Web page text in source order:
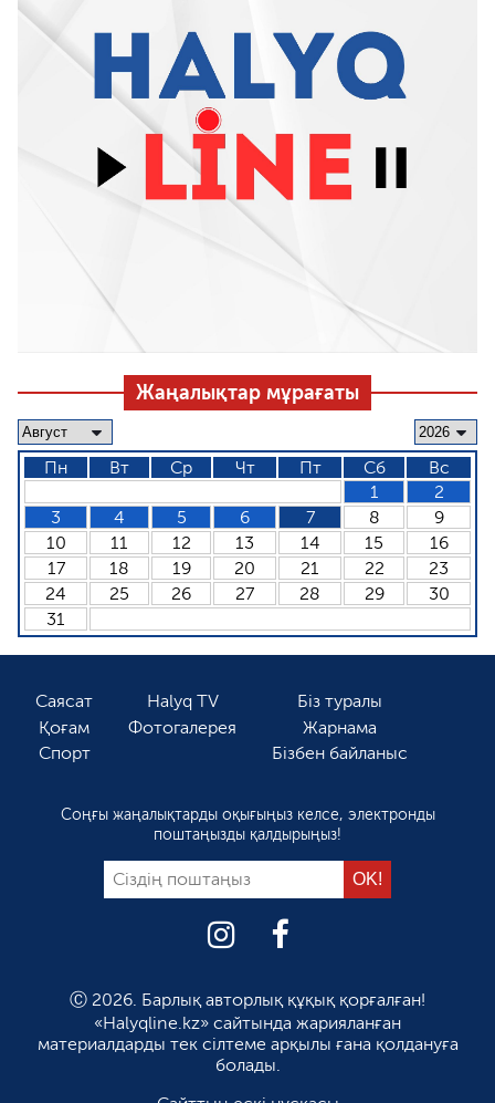
Жаңалықтар мұрағаты
Пн Вт Ср Чт Пт Сб
Вс
1
2
3
4 5 6 7 8
9
10
11 12 13 14 15
16
17
18 19 20 21 22
23
24
25 26 27 28 29
30
31
Саясат
Қоғам
Спорт
Halyq TV
Фотогалерея
Біз туралы
Жарнама
Бізбен байланыс
Соңғы жаңалықтарды оқығыңыз келсе, электронды
поштаңызды қалдырыңыз!
Ⓒ 2026. Барлық авторлық құқық қорғалған!
«Halyqline.kz» сайтында жарияланған
материалдарды тек сілтеме арқылы ғана қолдануға
болады.